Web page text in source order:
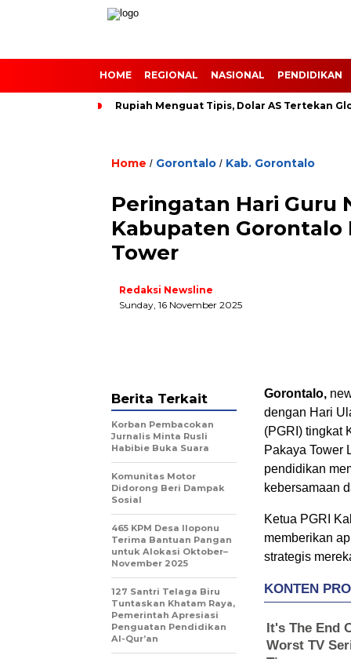
HOME REGIONAL NASIONAL PENDIDIKAN
Rupiah Menguat Tipis, Dolar AS Tertekan
Home / Gorontalo / Kab. Gorontalo
Peringatan Hari Guru
Kabupaten Gorontalo
Tower
Redaksi Newsline
Sunday, 16 November 2025
Gorontalo,
dengan Hari
(PGRI) tingkat
Pakaya Tower
pendidikan
kebersamaan
Ketua PGRI
memberikan
strategis
Berita Terkait
Korban Pembacokan
Jurnalis Minta Rusli
Habibie Buka Suara
Komunitas Motor
Didorong Beri Dampak
Sosial
465 KPM Desa Iloponu
Terima Bantuan Pangan
untuk Alokasi Oktober–
November 2025
127 Santri Telaga Biru
Tuntaskan Khatam Raya,
Pemerintah Apresiasi
Penguatan Pendidikan
Al-Qur’an